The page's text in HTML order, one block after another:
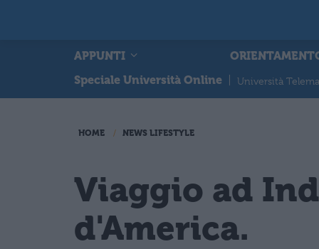
APPUNTI
Speciale Università Online
Università
HOME NEWS LIFESTYLE
Viaggio ad
d'America.